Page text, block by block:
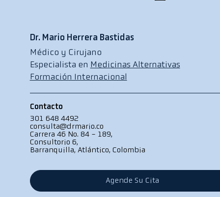
301 648 4492
consulta@drmario.co
Carrera 46 No. 84 - 189,
Consultorio 6,
Barranquilla, Atlántico, Colombia
Agende Su Cita
​Dr. Mario Herrera Bastidas
Médico y Cirujano
Especialista en Medicinas Alternativas​
Formación Internacional
Contacto